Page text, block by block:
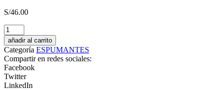
S/46.00
CONCIERE
GIN
Destilado
Americano
cantidad
añadir al carrito
Categoría ESPUMANTES
Compartir en redes sociales:
Facebook
Twitter
LinkedIn